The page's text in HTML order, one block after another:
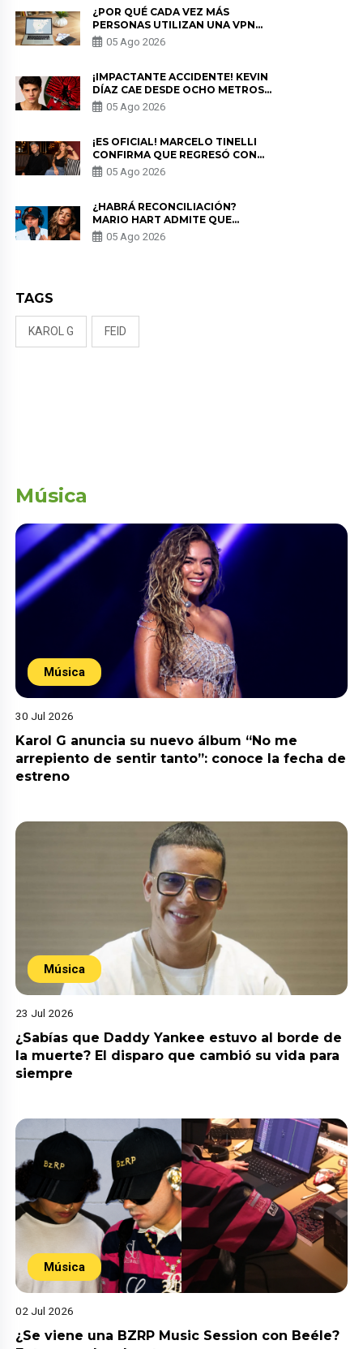
¿POR QUÉ CADA VEZ MÁS
PERSONAS UTILIZAN UNA VPN
PARA PROTEGER SU
PRIVACIDAD?
05 Ago 2026
¡IMPACTANTE ACCIDENTE! KEVIN
DÍAZ CAE DESDE OCHO METROS
EN “ESTO ES GUERRA” Y GENERA
PREOCUPACIÓN
05 Ago 2026
¡ES OFICIAL! MARCELO TINELLI
CONFIRMA QUE REGRESÓ CON
MILETT FIGUEROA: “EL AMOR
PUDO MÁS”
05 Ago 2026
¿HABRÁ RECONCILIACIÓN?
MARIO HART ADMITE QUE
PODRÍA VOLVER CON KORINA
RIVADENEIRA: “NO LE CERRARÍA
05 Ago 2026
TAGS
KAROL G FEID
Música
Música
30 Jul 2026
Karol G anuncia su nuevo álbum “No me
arrepiento de sentir tanto”: conoce la fecha de
estreno
Música
23 Jul 2026
¿Sabías que Daddy Yankee estuvo al borde de
la muerte? El disparo que cambió su vida para
siempre
Música
02 Jul 2026
¿Se viene una BZRP Music Session con Beéle?